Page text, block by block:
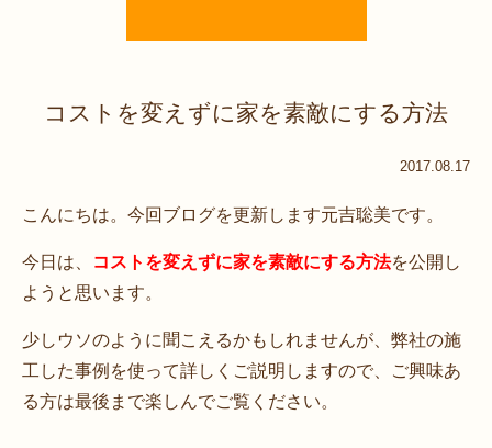
コストを変えずに家を素敵にする方法
2017.08.17
こんにちは。今回ブログを更新します元吉聡美です。
今日は、 コストを変えずに家を素敵にする方法を公開し
ようと思います。
少しウソのように聞こえるかもしれませんが、弊社の施
工した事例を使って詳しくご説明しますので、ご興味あ
る方は最後まで楽しんでご覧ください。